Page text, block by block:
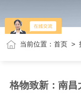
当前位置：首页 >
格物致新：南昌